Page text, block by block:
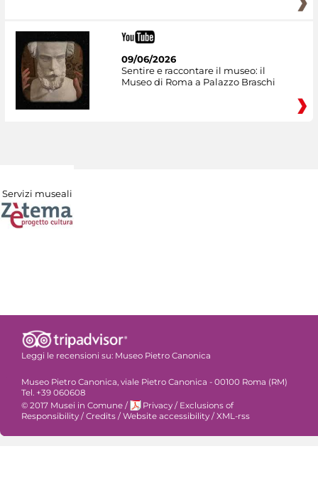
09/06/2026
Sentire e raccontare il museo: il
Museo di Roma a Palazzo Braschi
Servizi museali
Leggi le recensioni su: Museo Pietro Canonica
Museo Pietro Canonica, viale Pietro Canonica - 00100 Roma (RM)
Tel. +39 060608
© 2017 Musei in Comune / Privacy / Exclusions of
Responsibility / Credits / Website accessibility / XML-rss